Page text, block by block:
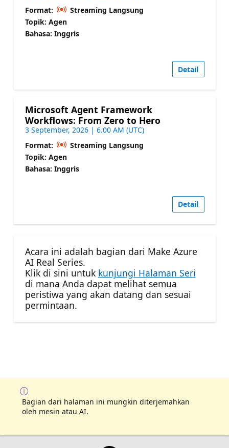
Format:
Streaming Langsung
Topik: Agen
Bahasa: Inggris
Detail
Microsoft Agent Framework
Workflows: From Zero to Hero
3 September, 2026 | 6.00 AM (UTC)
Format:
Streaming Langsung
Topik: Agen
Bahasa: Inggris
Detail
Acara ini adalah bagian dari Make Azure
AI Real Series.
Klik di sini untuk kunjungi Halaman Seri
di mana Anda dapat melihat semua
peristiwa yang akan datang dan sesuai
permintaan.
Bagian dari halaman ini mungkin diterjemahkan
oleh mesin atau AI.